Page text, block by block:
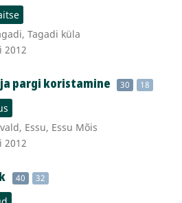
Tagadi küla
2012
ja pargi koristamine 30 18
Essu, Essu Mõis
2012
40 32